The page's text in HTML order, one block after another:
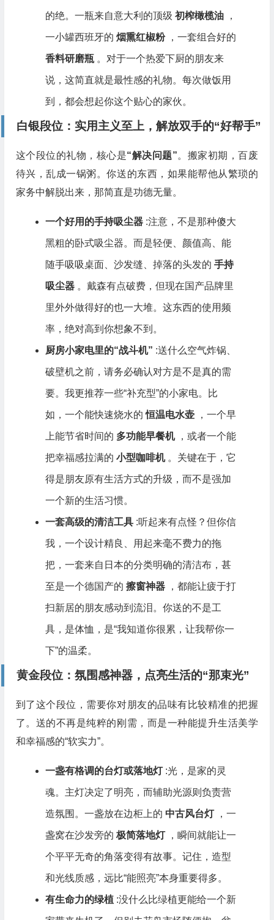
的绝。一瓶来自意大利的顶级 初榨橄榄油 ，
一小罐西班牙的 烟熏红椒粉 ，一套组合好的
香料研磨瓶 。对于一个热爱下厨的朋友来
说，这简直就是最性感的礼物。每次做饭用
到，都会想起你这个贴心的家伙。
白银段位：实用主义至上，解放双手的“好帮手”
这个段位的礼物，核心是“解决问题”。搬家初期，百废
待兴，乱成一锅粥。你送的东西，如果能帮他从繁琐的
家务中解脱出来，那简直是功德无量。
一个好用的手持吸尘器 :注意，不是那种傻大
黑粗的卧式吸尘器。而是轻便、颜值高、能
随手吸吸桌面、沙发缝、掉落的头发的 手持
吸尘器 。戴森有点破费，但现在国产品牌里
里外外做得好的也一大堆。这东西的使用频
率，绝对高到你想象不到。
厨房小家电里的“战斗机” :送什么空气炸锅、
破壁机之前，请务必确认对方是不是真的需
要。我更推荐一些“补充型”的小家电。比
如，一个能快速烧水的恒温电水壶 ，一个早
上能节省时间的 多功能早餐机 ，或者一个能
把幸福感拉满的 小型咖啡机 。关键在于，它
得是朋友原有生活方式的升级，而不是强加
一个新的生活习惯。
一套高级的清洁工具 :听起来有点怪？但你信
我，一个设计精良、用起来毫不费力的拖
把，一套来自日本的分类明确的清洁布，甚
至是一个德国产的 擦窗神器 ，都能让疲于打
扫新居的朋友感动到流泪。你送的不是工
具，是体恤，是“我知道你很累，让我帮你一
下”的温柔。
黄金段位：氛围感神器，点亮生活的“那束光”
到了这个段位，需要你对朋友的品味有比较精准的把握
了。送的不再是纯粹的刚需，而是一种能提升生活美学
和幸福感的“软实力”。
一盏有格调的台灯或落地灯 :光，是家的灵
魂。主灯决定了明亮，而辅助光源则负责营
造氛围。一盏放在边柜上的 中古风台灯 ，一
盏窝在沙发旁的 极简落地灯 ，瞬间就能让一
个平平无奇的角落变得有故事。记住，造型
和光线质感，远比“能照亮”本身重要得多。
有生命力的绿植 :没什么比绿植更能给一个新